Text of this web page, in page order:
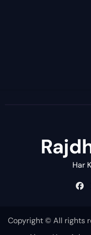
Har
Copyright © All rights